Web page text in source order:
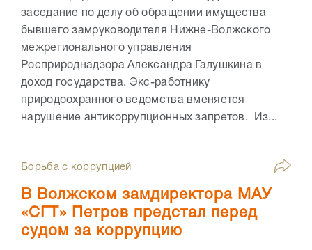
заседание по делу об обращении имущества
бывшего замруководителя Нижне-Волжского
межрегионального управления
Росприроднадзора Александра Галушкина в
доход государства. Экс-работнику
природоохранного ведомства вменяется
нарушение антикоррупционных запретов. Из...
Борьба с коррупцией
В Волжском замдиректора МАУ
«СГТ» Петров предстал перед
судом за коррупцию